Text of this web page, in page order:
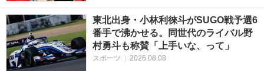
東北出身・小林利徠斗がSUGO戦予選6
番手で沸かせる。同世代のライバル野
村勇斗も称賛「上手いな、って」
スポーツ 2026.08.08